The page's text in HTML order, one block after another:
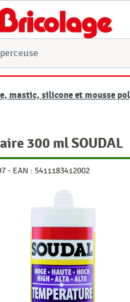
mastic, silicone et mousse
300 ml SOUDAL
- EAN : 5411183412002